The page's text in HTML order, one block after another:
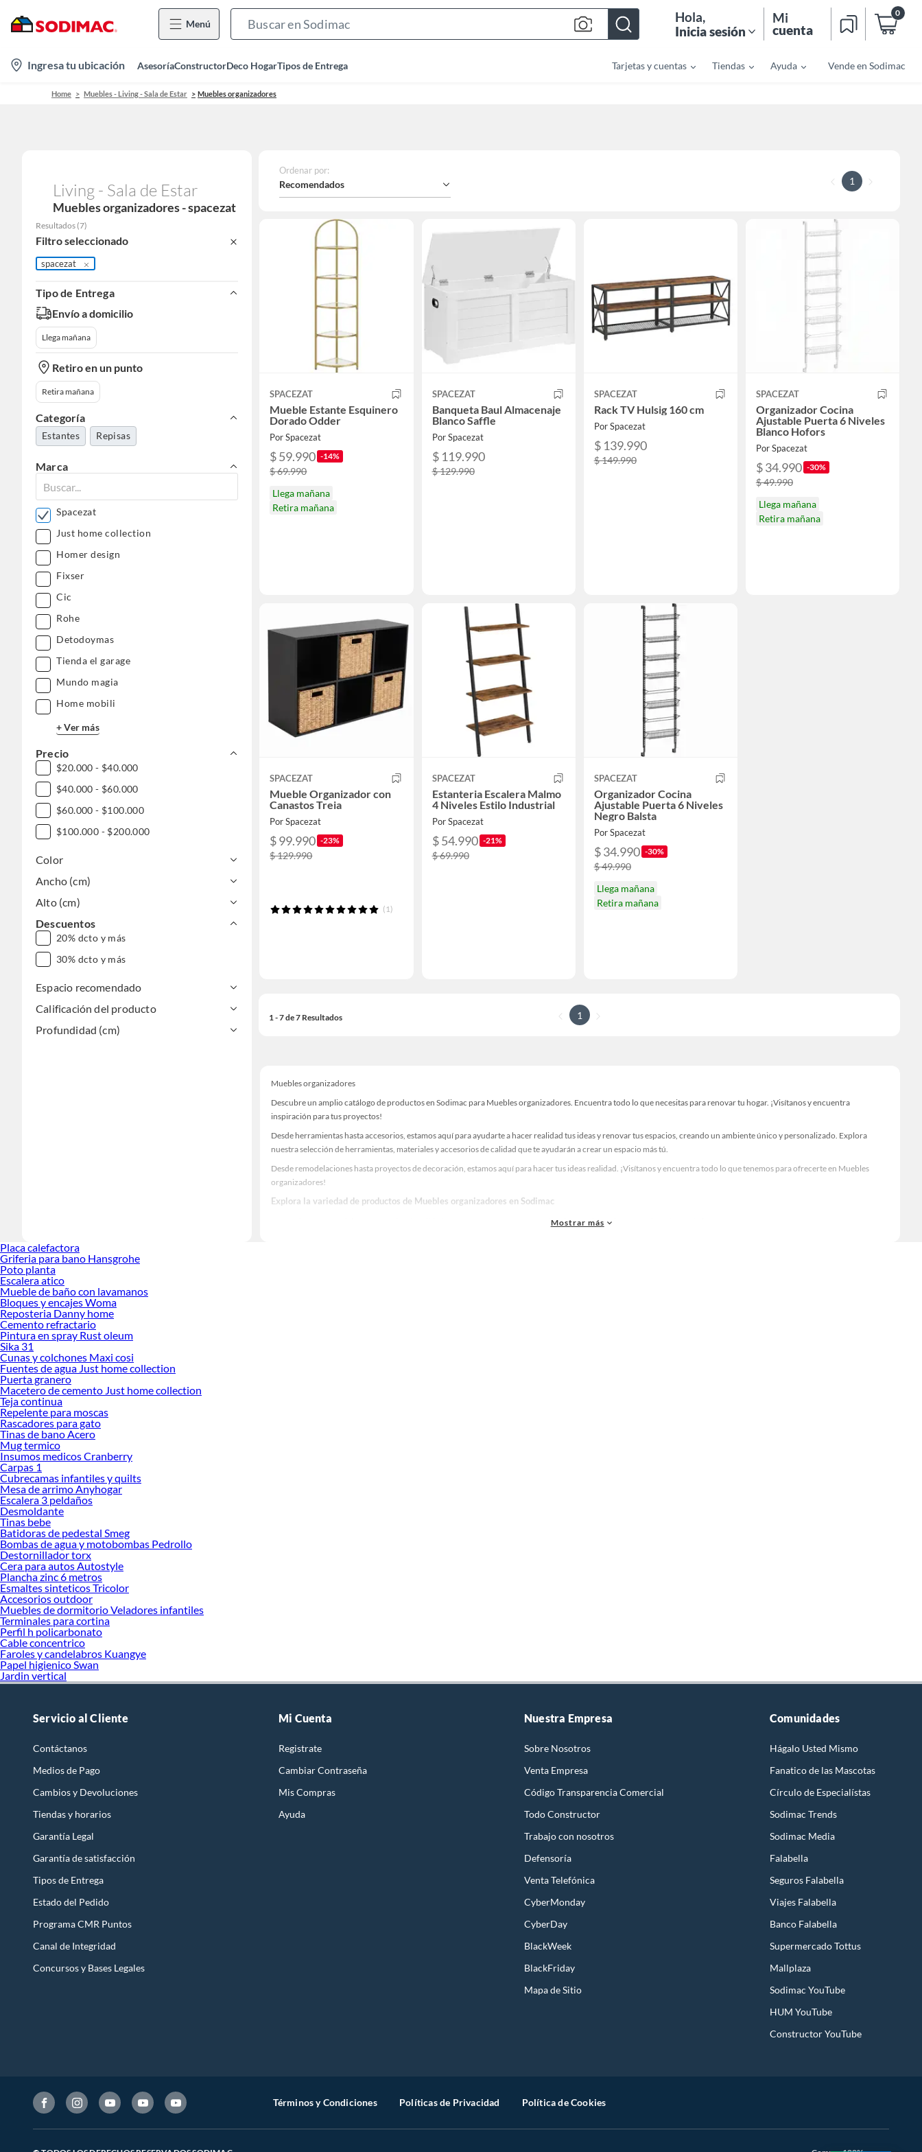
Menú
Bar
Hola,
Inicia sesión
Mi
cuenta
0
location-
icon
Ingresa tu ubicación AsesoríaConstructorDeco HogarTipos de Entrega Tarjetas y cuentas Tiendas Ayuda Vende en Sodimac
Home Muebles - Living - Sala de Estar Muebles organizadores
Living - Sala de Estar
Muebles organizadores - spacezat
Resultados (7)
Filtro seleccionado
spacezat
Tipo de Entrega
Envío a domicilio
Llega mañana
Retiro en un punto
Retira mañana
Categoría
Estantes Repisas
Marca
Spacezat
Just home collection
Homer design
Fixser
Cic
Rohe
Detodoymas
Tienda el garage
Mundo magia
Home mobili
+ Ver más
Precio
$20.000 - $40.000
$40.000 - $60.000
$60.000 - $100.000
$100.000 - $200.000
Color
Ancho (cm)
Alto (cm)
Descuentos
20% dcto y más
30% dcto y más
Espacio recomendado
Calificación del producto
Profundidad (cm)
Ordenar por:
Recomendados 1
SPACEZAT
Mueble Estante Esquinero
Dorado Odder
Por Spacezat
$ 59.990 -14%
$ 69.990
Llega mañana
Retira mañana
SPACEZAT
Banqueta Baul Almacenaje
Blanco Saffle
Por Spacezat
$ 119.990
$ 129.990
SPACEZAT
Rack TV Hulsig 160 cm
Por Spacezat
$ 139.990
$ 149.990
SPACEZAT
Organizador Cocina
Ajustable Puerta 6 Niveles
Blanco Hofors
Por Spacezat
$ 34.990 -30%
$ 49.990
Llega mañana
Retira mañana
SPACEZAT
Mueble Organizador con
Canastos Treia
Por Spacezat
$ 99.990 -23%
$ 129.990
(1)
SPACEZAT
Estanteria Escalera Malmo
4 Niveles Estilo Industrial
Por Spacezat
$ 54.990 -21%
$ 69.990
SPACEZAT
Organizador Cocina
Ajustable Puerta 6 Niveles
Negro Balsta
Por Spacezat
$ 34.990 -30%
$ 49.990
Llega mañana
Retira mañana
1 - 7 de 7 Resultados 1
Muebles organizadores
Descubre un amplio catálogo de productos en Sodimac para Muebles organizadores. Encuentra todo lo que necesitas para renovar tu hogar. ¡Visítanos y encuentra
inspiración para tus proyectos!
Desde herramientas hasta accesorios, estamos aquí para ayudarte a hacer realidad tus ideas y renovar tus espacios, creando un ambiente único y personalizado. Explora
nuestra selección de herramientas, materiales y accesorios de calidad que te ayudarán a crear un espacio más tú.
Desde remodelaciones hasta proyectos de decoración, estamos aquí para hacer tus ideas realidad. ¡Visítanos y encuentra todo lo que tenemos para ofrecerte en Muebles
organizadores!
Explora la variedad de productos de Muebles organizadores en Sodimac
Herramientas, materiales y accesorios de calidad para tus proyectos y renovación de espacios. ¡Visítanos y descubre todo lo que tenemos para ofrecerte!
Mostrar más
Placa calefactora
Griferia para bano Hansgrohe
Poto planta
Escalera atico
Mueble de baño con lavamanos
Bloques y encajes Woma
Reposteria Danny home
Cemento refractario
Pintura en spray Rust oleum
Sika 31
Cunas y colchones Maxi cosi
Fuentes de agua Just home collection
Puerta granero
Macetero de cemento Just home collection
Teja continua
Repelente para moscas
Rascadores para gato
Tinas de bano Acero
Mug termico
Insumos medicos Cranberry
Carpas 1
Cubrecamas infantiles y quilts
Mesa de arrimo Anyhogar
Escalera 3 peldaños
Desmoldante
Tinas bebe
Batidoras de pedestal Smeg
Bombas de agua y motobombas Pedrollo
Destornillador torx
Cera para autos Autostyle
Plancha zinc 6 metros
Esmaltes sinteticos Tricolor
Accesorios outdoor
Muebles de dormitorio Veladores infantiles
Terminales para cortina
Perfil h policarbonato
Cable concentrico
Faroles y candelabros Kuangye
Papel higienico Swan
Jardin vertical
Servicio al Cliente
Contáctanos
Medios de Pago
Cambios y Devoluciones
Tiendas y horarios
Garantía Legal
Garantía de satisfacción
Tipos de Entrega
Estado del Pedido
Programa CMR Puntos
Canal de Integridad
Concursos y Bases Legales
Mi Cuenta
Registrate
Cambiar Contraseña
Mis Compras
Ayuda
Nuestra Empresa
Sobre Nosotros
Venta Empresa
Código Transparencia Comercial
Todo Constructor
Trabajo con nosotros
Defensoría
Venta Telefónica
CyberMonday
CyberDay
BlackWeek
BlackFriday
Mapa de Sitio
Comunidades
Hágalo Usted Mismo
Fanatico de las Mascotas
Círculo de Especialístas
Sodimac Trends
Sodimac Media
Falabella
Seguros Falabella
Viajes Falabella
Banco Falabella
Supermercado Tottus
Mallplaza
Sodimac YouTube
HUM YouTube
Constructor YouTube
Términos y Condiciones Políticas de Privacidad Política de Cookies